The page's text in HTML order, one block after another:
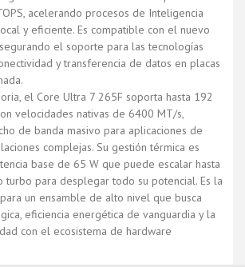
acelerando procesos de Inteligencia
y eficiente. Es compatible con el nuevo
el soporte para las tecnologías
y transferencia de datos en placas
el Core Ultra 7 265F soporta hasta 192
velocidades nativas de 6400 MT/s,
de banda masivo para aplicaciones de
complejas. Su gestión térmica es
base de 65 W que puede escalar hasta
turbo para desplegar todo su potencial. Es la
un ensamble de alto nivel que busca
eficiencia energética de vanguardia y la
con el ecosistema de hardware